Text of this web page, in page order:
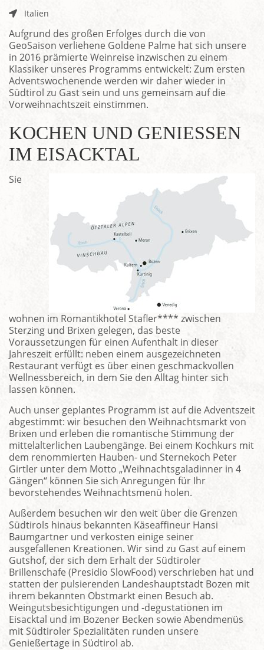
Italien
Aufgrund des großen Erfolges durch die von
GeoSaison verliehene Goldene Palme hat sich unsere
in 2016 prämierte Weinreise inzwischen zu einem
Klassiker unseres Programms entwickelt: Zum ersten
Adventswochenende werden wir daher wieder in
Südtirol zu Gast sein und uns gemeinsam auf die
Vorweihnachtszeit einstimmen.
KOCHEN UND GENIESSEN I
M EISACKTAL
Sie
wohnen im Romantikhotel Stafler**** zwischen
Sterzing und Brixen gelegen, das beste
Voraussetzungen für einen Aufenthalt in dieser
Jahreszeit erfüllt: neben einem ausgezeichneten
Restaurant verfügt es über einen geschmackvollen
Wellnessbereich, in dem Sie den Alltag hinter sich
lassen können.
Auch unser geplantes Programm ist auf die Adventszeit
abgestimmt: wir besuchen den Weihnachtsmarkt von
Brixen und erleben die romantische Stimmung der
mittelalterlichen Laubengänge. Bei einem Kochkurs mit
dem renommierten Hauben- und Sternekoch Peter
Girtler unter dem Motto „Weihnachtsgaladinner in 4
Gängen“ können Sie sich Anregungen für Ihr
bevorstehendes Weihnachtsmenü holen.
Außerdem besuchen wir den weit über die Grenzen
Südtirols hinaus bekannten Käseaffineur Hansi
Baumgartner und verkosten einige seiner
ausgefallenen Kreationen. Wir sind zu Gast auf einem
Gutshof, der sich dem Erhalt der Südtiroler
Brillenschafe (Presidio SlowFood) verschrieben hat und
statten der pulsierenden Landeshauptstadt Bozen mit
ihrem bekannten Obstmarkt einen Besuch ab.
Weingutsbesichtigungen und -degustationen im
Eisacktal und im Bozener Becken sowie Abendmenüs
mit Südtiroler Spezialitäten runden unsere
Genießertage in Südtirol ab.